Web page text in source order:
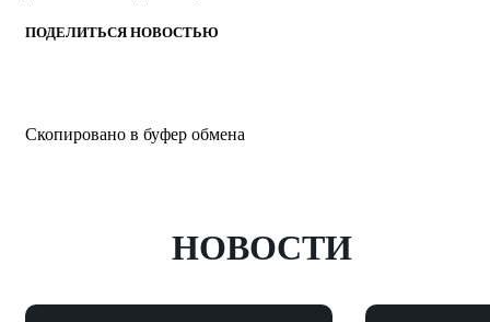
ПОДЕЛИТЬСЯ НОВОСТЬЮ
Скопировано в буфер обмена
НОВОСТИ